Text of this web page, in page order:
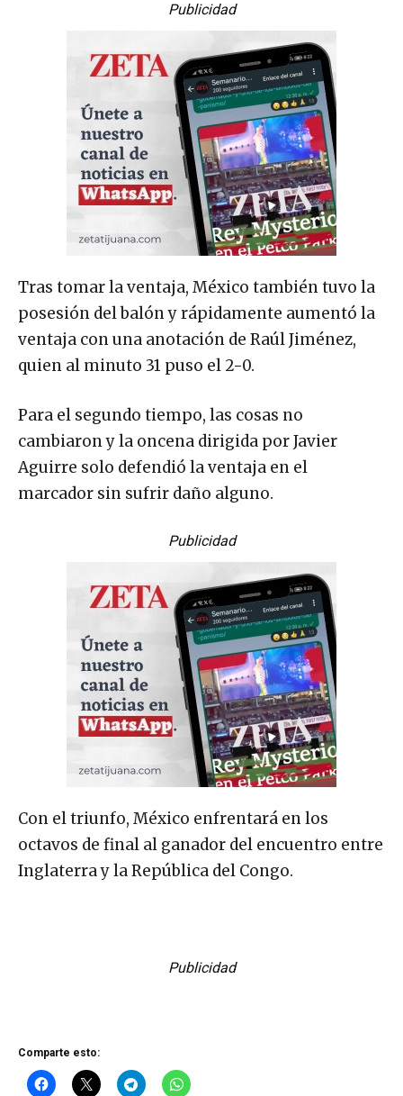
Publicidad
Tras tomar la ventaja, México también tuvo la
posesión del balón y rápidamente aumentó la
ventaja con una anotación de Raúl Jiménez,
quien al minuto 31 puso el 2-0.
Para el segundo tiempo, las cosas no
cambiaron y la oncena dirigida por Javier
Aguirre solo defendió la ventaja en el
marcador sin sufrir daño alguno.
Publicidad
Con el triunfo, México enfrentará en los
octavos de final al ganador del encuentro entre
Inglaterra y la República del Congo.
Publicidad
Comparte esto: